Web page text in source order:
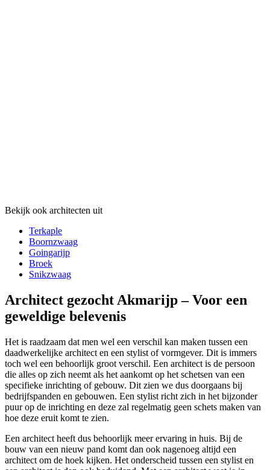
Bekijk ook architecten uit
Terkaple
Boornzwaag
Goingarijp
Broek
Snikzwaag
Architect gezocht Akmarijp – Voor een
geweldige belevenis
Het is raadzaam dat men wel een verschil kan maken tussen een
daadwerkelijke architect en een stylist of vormgever. Dit is immers
toch wel een behoorlijk groot verschil. Een architect is de persoon
die alles op zich neemt als het aankomt op het schetsen van een
specifieke inrichting of gebouw. Dit zien we dus doorgaans bij
bedrijfspanden en gebouwen. Een stylist richt zich in het bijzonder
puur op de inrichting en deze zal regelmatig geen schets maken van
hoe deze eruit komt te zien.
Een architect heeft dus behoorlijk meer ervaring in huis. Bij de
bouw van een nieuw pand komt dan ook nagenoeg altijd een
architect om de hoek kijken. Het onderscheid tussen een stylist en